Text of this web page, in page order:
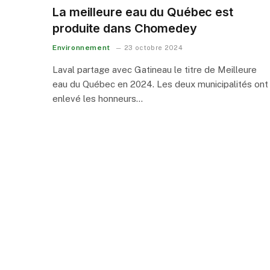
La meilleure eau du Québec est
produite dans Chomedey
Environnement 23 octobre 2024
Laval partage avec Gatineau le titre de Meilleure
eau du Québec en 2024. Les deux municipalités ont
enlevé les honneurs…